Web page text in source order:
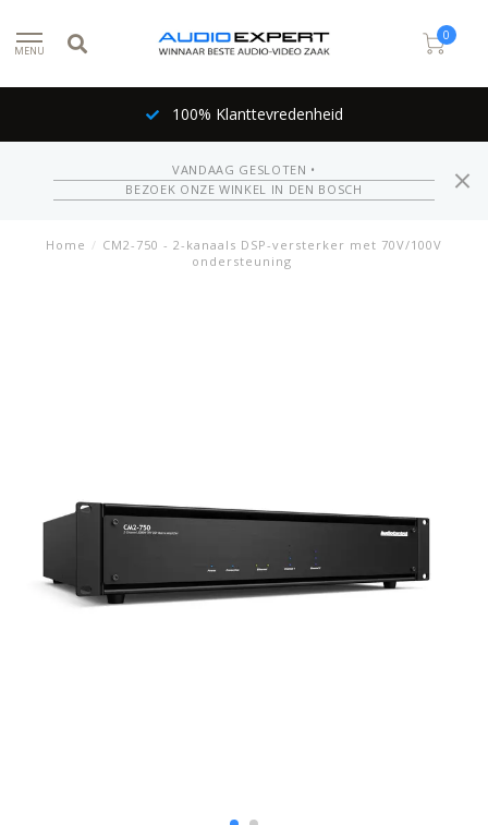
MENU
0
100% Klanttevredenheid
VANDAAG GESLOTEN •
BEZOEK ONZE WINKEL IN DEN BOSCH
Home / CM2-750 - 2-kanaals DSP-versterker met 70V/100V
ondersteuning